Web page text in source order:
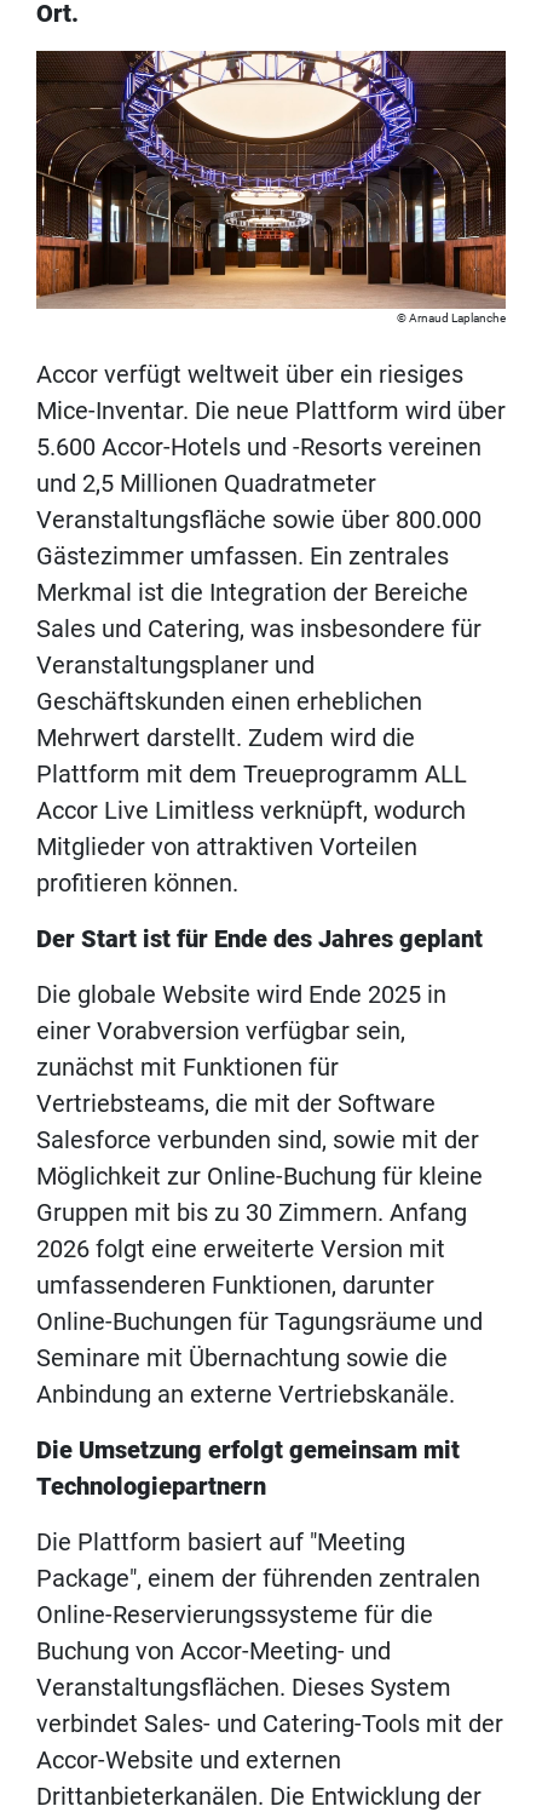
Ort.
Arnaud Laplanche
Accor verfügt weltweit über ein riesiges
Mice-Inventar. Die neue Plattform wird über
5.600 Accor-Hotels und -Resorts vereinen
und 2,5 Millionen Quadratmeter
Veranstaltungsfläche sowie über 800.000
Gästezimmer umfassen. Ein zentrales
Merkmal ist die Integration der Bereiche
Sales und Catering, was insbesondere für
Veranstaltungsplaner und
Geschäftskunden einen erheblichen
Mehrwert darstellt. Zudem wird die
Plattform mit dem Treueprogramm ALL
Accor Live Limitless verknüpft, wodurch
Mitglieder von attraktiven Vorteilen
profitieren können.
Der Start ist für Ende des Jahres geplant
Die globale Website wird Ende 2025 in
einer Vorabversion verfügbar sein,
zunächst mit Funktionen für
Vertriebsteams, die mit der Software
Salesforce verbunden sind, sowie mit der
Möglichkeit zur Online-Buchung für kleine
Gruppen mit bis zu 30 Zimmern. Anfang
2026 folgt eine erweiterte Version mit
umfassenderen Funktionen, darunter
Online-Buchungen für Tagungsräume und
Seminare mit Übernachtung sowie die
Anbindung an externe Vertriebskanäle.
Die Umsetzung erfolgt gemeinsam mit
Technologiepartnern
Die Plattform basiert auf "Meeting
Package", einem der führenden zentralen
Online-Reservierungssysteme für die
Buchung von Accor-Meeting- und
Veranstaltungsflächen. Dieses System
verbindet Sales- und Catering-Tools mit der
Accor-Website und externen
Drittanbieterkanälen. Die Entwicklung der